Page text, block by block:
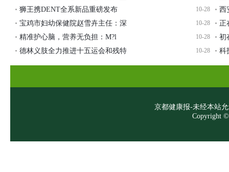
狮王携DENT全系新品重磅发布
10-28
西
宝鸡市妇幼保健院赵雪卉主任：深
10-28
正
精准护心脑，营养无负担：M?l
10-28
初
德林义肢全力推进十五运会和残特
10-28 科
京都健康报-未经本站
Copyright